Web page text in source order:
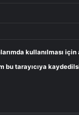
kullanılması için
bu tarayıcıya